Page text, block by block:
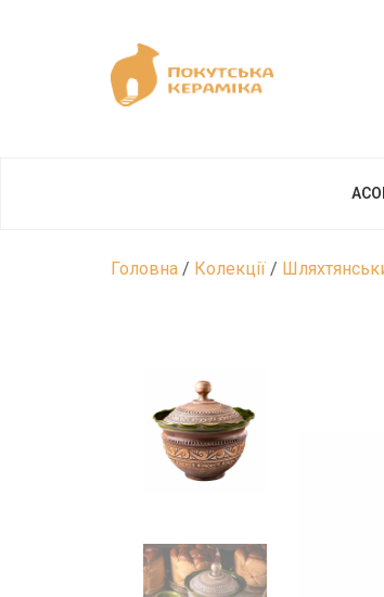
Головна / Колекції /